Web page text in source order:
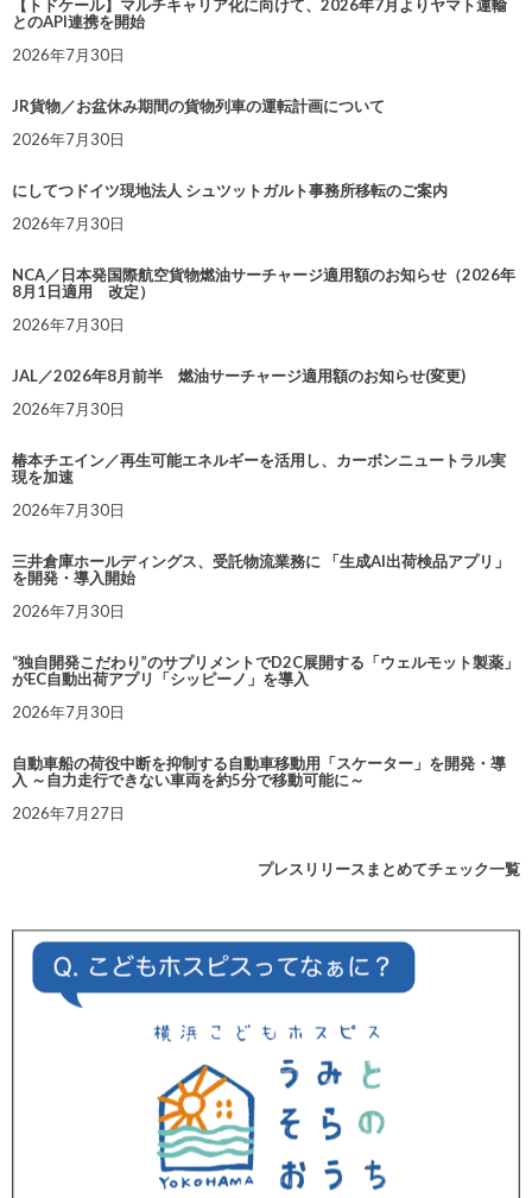
【トドケール】マルチキャリア化に向けて、2026年7月よりヤマト運輸
とのAPI連携を開始
2026年7月30日
JR貨物／お盆休み期間の貨物列車の運転計画について
2026年7月30日
にしてつドイツ現地法人 シュツットガルト事務所移転のご案内
2026年7月30日
NCA／日本発国際航空貨物燃油サーチャージ適用額のお知らせ（2026年
8月1日適用 改定）
2026年7月30日
JAL／2026年8月前半 燃油サーチャージ適用額のお知らせ(変更)
2026年7月30日
椿本チエイン／再生可能エネルギーを活用し、カーボンニュートラル実
現を加速
2026年7月30日
三井倉庫ホールディングス、受託物流業務に 「生成AI出荷検品アプリ」
を開発・導入開始
2026年7月30日
“独自開発こだわり”のサプリメントでD2C展開する「ウェルモット製薬」
がEC自動出荷アプリ「シッピーノ」を導入
2026年7月30日
自動車船の荷役中断を抑制する自動車移動用「スケーター」を開発・導
入 ～自力走行できない車両を約5分で移動可能に～
2026年7月27日
プレスリリースまとめてチェック一覧